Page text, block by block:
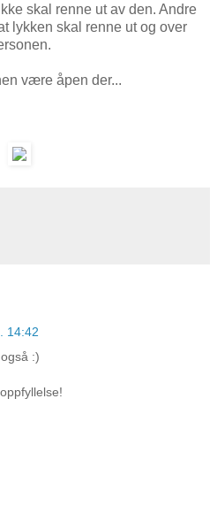
skal renne ut av den. Andre
lykken skal renne ut og over
være åpen der...
14:42
:)